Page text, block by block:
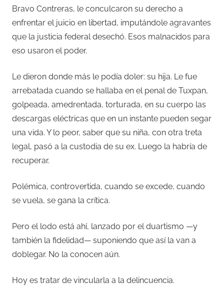
Bravo Contreras, le conculcaron su derecho a
enfrentar el juicio en libertad, imputándole agravantes
que la justicia federal desechó. Esos malnacidos para
eso usaron el poder.
Le dieron donde más le podía doler: su hija. Le fue
arrebatada cuando se hallaba en el penal de Tuxpan,
golpeada, amedrentada, torturada, en su cuerpo las
descargas eléctricas que en un instante pueden segar
una vida. Y lo peor, saber que su niña, con otra treta
legal, pasó a la custodia de su ex. Luego la habría de
recuperar.
Polémica, controvertida, cuando se excede, cuando
se vuela, se gana la crítica.
Pero el lodo está ahí, lanzado por el duartismo —y
también la fidelidad— suponiendo que así la van a
doblegar. No la conocen aún.
Hoy es tratar de vincularla a la delincuencia.